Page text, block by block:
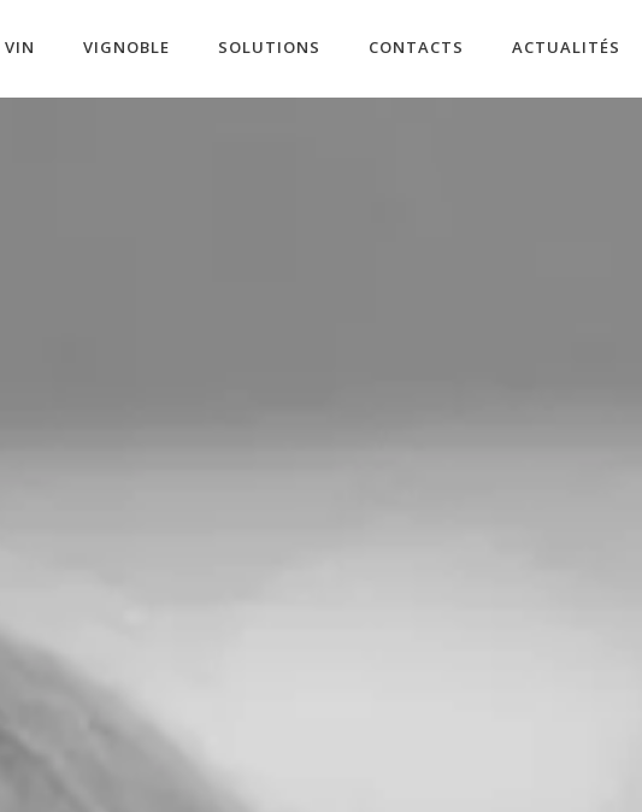
VIN VIGNOBLE SOLUTIONS CONTACTS ACTUALITÉS